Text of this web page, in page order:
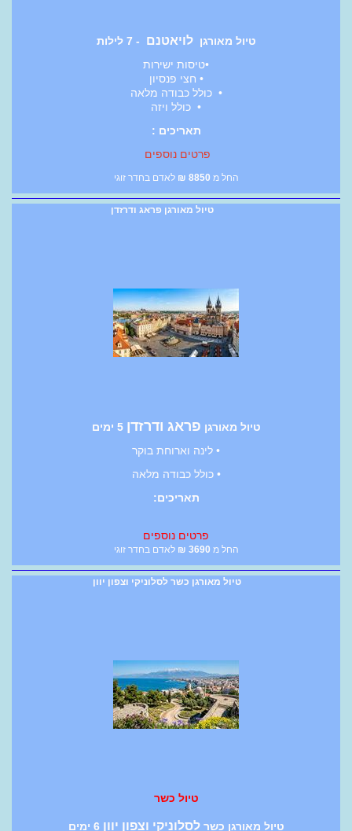
טיול מאורגןלויאטנם - 7 לילות
•טיסות ישירות
• חצי פנסיון
• כולל כבודה מלאה
• כולל ויזה
תאריכים :
פרטים נוספים
החל מ 8850
₪ לאדם בחדר זוגי
טיול מאורגן פראג ודרזדן
טיול מאורגן פראג ודרזדן 5 ימים
• לינה וארוחת בוקר
• כולל כבודה מלאה
תאריכים:
פרטים נוספים
החל מ 3690
₪ לאדם בחדר זוגי
טיול מאורגן כשר לסלוניקי וצפון יוון
טיול כשר
טיול מאורגן כשרלסלוניקי וצפון יוון 6 ימים